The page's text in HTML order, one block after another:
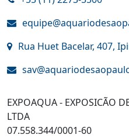
Rua Huet Bacelar, 407,
EXPOAQUA - EXPOSICÃO
LTDA
07.558.344/0001-60